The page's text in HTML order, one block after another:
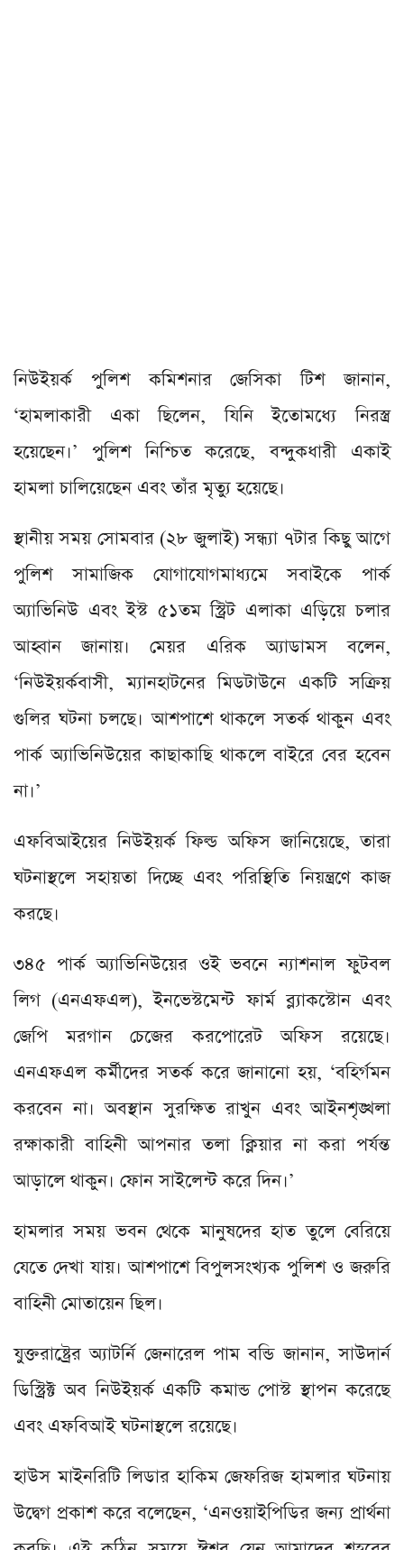
নিউইয়র্ক পুলিশ কমিশনার জেসিকা টিশ জানান,
‘হামলাকারী একা ছিলেন, যিনি ইতোমধ্যে নিরস্ত্র
হয়েছেন।’ পুলিশ নিশ্চিত করেছে, বন্দুকধারী একাই
হামলা চালিয়েছেন এবং তাঁর মৃত্যু হয়েছে।
স্থানীয় সময় সোমবার (২৮ জুলাই) সন্ধ্যা ৭টার কিছু আগে
পুলিশ সামাজিক যোগাযোগমাধ্যমে সবাইকে পার্ক
অ্যাভিনিউ এবং ইস্ট ৫১তম স্ট্রিট এলাকা এড়িয়ে চলার
আহ্বান জানায়। মেয়র এরিক অ্যাডামস বলেন,
‘নিউইয়র্কবাসী, ম্যানহাটনের মিডটাউনে একটি সক্রিয়
গুলির ঘটনা চলছে। আশপাশে থাকলে সতর্ক থাকুন এবং
পার্ক অ্যাভিনিউয়ের কাছাকাছি থাকলে বাইরে বের হবেন
না।’
এফবিআইয়ের নিউইয়র্ক ফিল্ড অফিস জানিয়েছে, তারা
ঘটনাস্থলে সহায়তা দিচ্ছে এবং পরিস্থিতি নিয়ন্ত্রণে কাজ
করছে।
৩৪৫ পার্ক অ্যাভিনিউয়ের ওই ভবনে ন্যাশনাল ফুটবল
লিগ (এনএফএল), ইনভেস্টমেন্ট ফার্ম ব্ল্যাকস্টোন এবং
জেপি মরগান চেজের করপোরেট অফিস রয়েছে।
এনএফএল কর্মীদের সতর্ক করে জানানো হয়, ‘বহির্গমন
করবেন না। অবস্থান সুরক্ষিত রাখুন এবং আইনশৃঙ্খলা
রক্ষাকারী বাহিনী আপনার তলা ক্লিয়ার না করা পর্যন্ত
আড়ালে থাকুন। ফোন সাইলেন্ট করে দিন।’
হামলার সময় ভবন থেকে মানুষদের হাত তুলে বেরিয়ে
যেতে দেখা যায়। আশপাশে বিপুলসংখ্যক পুলিশ ও জরুরি
বাহিনী মোতায়েন ছিল।
যুক্তরাষ্ট্রের অ্যাটর্নি জেনারেল পাম বন্ডি জানান, সাউদার্ন
ডিস্ট্রিক্ট অব নিউইয়র্ক একটি কমান্ড পোস্ট স্থাপন করেছে
এবং এফবিআই ঘটনাস্থলে রয়েছে।
হাউস মাইনরিটি লিডার হাকিম জেফরিজ হামলার ঘটনায়
উদ্বেগ প্রকাশ করে বলেছেন, ‘এনওয়াইপিডির জন্য প্রার্থনা